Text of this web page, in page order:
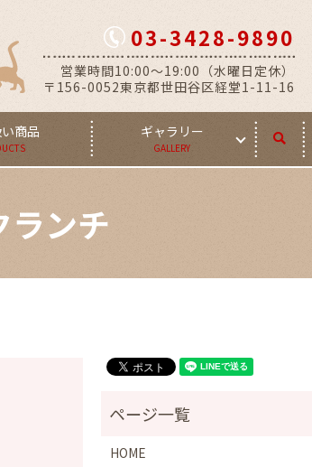
03-3428-9890
営業時間10:00～19:00（水曜日定休）
〒156-0052東京都世田谷区経堂1-11-16
商品 ギャラリー
GALLERY
search
ランチ
HOME